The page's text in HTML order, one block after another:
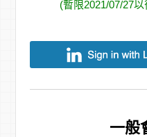
(暫限2021/07/27
一般